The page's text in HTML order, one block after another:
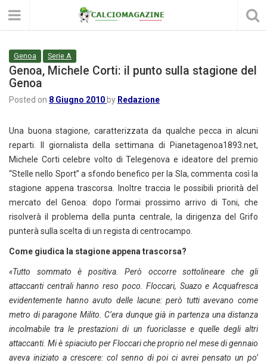
Genoa Serie A
Genoa, Michele Corti: il punto sulla stagione del
Genoa
Posted on 8 Giugno 2010 by Redazione
Una buona stagione, caratterizzata da qualche pecca in alcuni
reparti. Il giornalista della settimana di Pianetagenoa1893.net,
Michele Corti celebre volto di Telegenova e ideatore del premio
“Stelle nello Sport” a sfondo benefico per la Sla, commenta così la
stagione appena trascorsa. Inoltre traccia le possibili priorità del
mercato del Genoa: dopo l’ormai prossimo arrivo di Toni, che
risolverà il problema della punta centrale, la dirigenza del Grifo
punterà sulla scelta di un regista di centrocampo.
Come giudica la stagione appena trascorsa?
«Tutto sommato è positiva. Però occorre sottolineare che gli
attaccanti centrali hanno reso poco. Floccari, Suazo e Acquafresca
evidentemente hanno avuto delle lacune: però tutti avevano come
metro di paragone Milito. C’era dunque già in partenza una distanza
incolmabile tra le prestazioni di un fuoriclasse e quelle degli altri
attaccanti. Mi è spiaciuto per Floccari che proprio nel mese di gennaio
aveva iniziato a crescere: col senno di poi ci avrei pensato un po’